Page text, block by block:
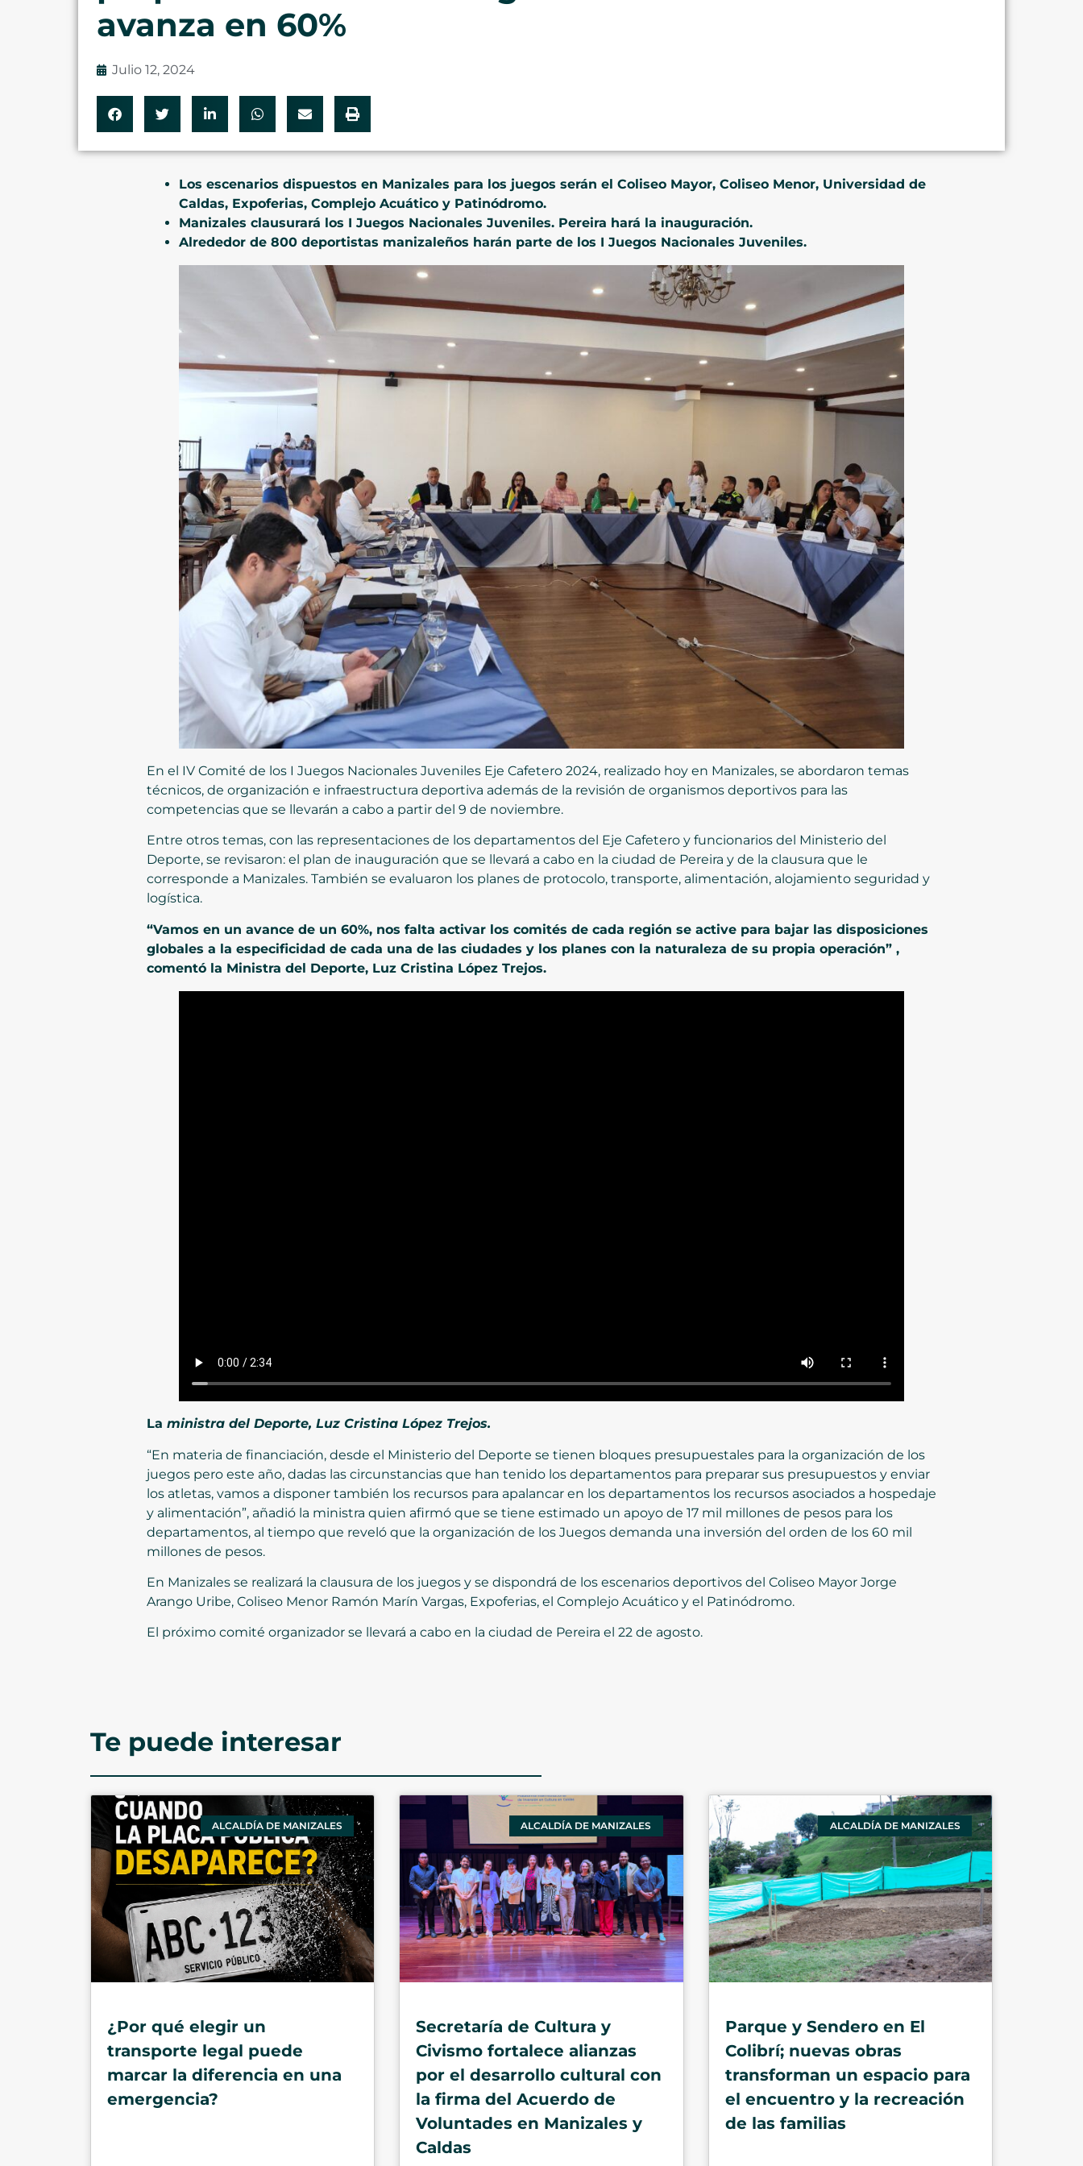
avanza en 60%
Julio 12, 2024
Los escenarios dispuestos en Manizales para los juegos serán el Coliseo Mayor, Coliseo Menor, Universidad de
Caldas, Expoferias, Complejo Acuático y Patinódromo.
Manizales clausurará los I Juegos Nacionales Juveniles. Pereira hará la inauguración.
Alrededor de 800 deportistas manizaleños harán parte de los I Juegos Nacionales Juveniles.
En el IV Comité de los I Juegos Nacionales Juveniles Eje Cafetero 2024, realizado hoy en Manizales, se abordaron temas
técnicos, de organización e infraestructura deportiva además de la revisión de organismos deportivos para las
competencias que se llevarán a cabo a partir del 9 de noviembre.
Entre otros temas, con las representaciones de los departamentos del Eje Cafetero y funcionarios del Ministerio del
Deporte, se revisaron: el plan de inauguración que se llevará a cabo en la ciudad de Pereira y de la clausura que le
corresponde a Manizales. También se evaluaron los planes de protocolo, transporte, alimentación, alojamiento seguridad y
logística.
“Vamos en un avance de un 60%, nos falta activar los comités de cada región se active para bajar las disposiciones
globales a la especificidad de cada una de las ciudades y los planes con la naturaleza de su propia operación” ,
comentó la Ministra del Deporte, Luz Cristina López Trejos.
La ministra del Deporte, Luz Cristina López Trejos.
“En materia de financiación, desde el Ministerio del Deporte se tienen bloques presupuestales para la organización de los
juegos pero este año, dadas las circunstancias que han tenido los departamentos para preparar sus presupuestos y enviar
los atletas, vamos a disponer también los recursos para apalancar en los departamentos los recursos asociados a hospedaje
y alimentación”, añadió la ministra quien afirmó que se tiene estimado un apoyo de 17 mil millones de pesos para los
departamentos, al tiempo que reveló que la organización de los Juegos demanda una inversión del orden de los 60 mil
millones de pesos.
En Manizales se realizará la clausura de los juegos y se dispondrá de los escenarios deportivos del Coliseo Mayor Jorge
Arango Uribe, Coliseo Menor Ramón Marín Vargas, Expoferias, el Complejo Acuático y el Patinódromo.
El próximo comité organizador se llevará a cabo en la ciudad de Pereira el 22 de agosto.
Te puede interesar
ALCALDÍA DE MANIZALES
¿Por qué elegir un
transporte legal puede
marcar la diferencia en una
emergencia?
ALCALDÍA DE MANIZALES
Secretaría de Cultura y
Civismo fortalece alianzas
por el desarrollo cultural con
la firma del Acuerdo de
Voluntades en Manizales y
Caldas
ALCALDÍA DE MANIZALES
Parque y Sendero en El
Colibrí; nuevas obras
transforman un espacio para
el encuentro y la recreación
de las familias